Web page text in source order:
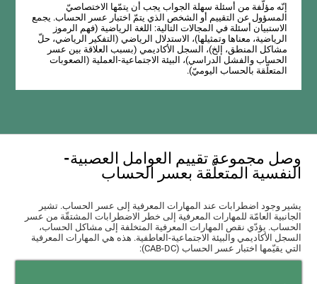
إنّه مؤلّفة من أسئلة سهلة الجواب يجب أن يتمّها الاختصاصيّ
المسؤول عن التقييم أو الشخص الذي يتمّ اختبار عسر الحساب. يجمع
الاستبيان أسئلة في المجالات التالية: اللغة الرياضية (فهم الرموز
الرياضية، معناها وتمثيلها)، الاستدلال الرياضي (التفكير الرياضي، حلّ
مشاكل المنطق، إلخ)، السجل الأكاديمي (بسبب العلاقة بين عسر
الحساب والفشل الدراسي)، البيئة الاجتماعية-العملية (الصعوبات
المتعلّقة بالحساب اليوميّ).
وصل مجموعة تقييم العوامل العصبية-
النفسية المتعلّقة بعسر الحساب
يشير وجود اضطرابات عند المهارات المعرفية إلى عسر الحساب. تشير
الجانبية العامّة للمهارات المعرفية إلى خطر الاضطرابات المشتقّة من عسر
الحساب. يؤدّي نقص المهارات المعرفية المتخلفة إلى مشاكل الحساب،
السجل الأكاديمي والبيئة الاجتماعية-العاطفية. هذه هي المهارات المعرفية
التي يقيّمها اختبار عسر الحساب (CAB-DC):